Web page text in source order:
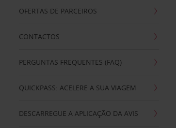
OFERTAS DE PARCEIROS
CONTACTOS
PERGUNTAS FREQUENTES (FAQ)
QUICKPASS: ACELERE A SUA VIAGEM
DESCARREGUE A APLICAÇÃO DA AVIS